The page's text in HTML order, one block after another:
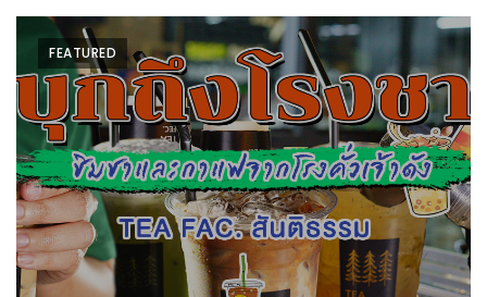
ความ
เป็น
ส่วน
ตัว
ประกาศ
ผล
ผู้
โชค
ดี
FEATURED